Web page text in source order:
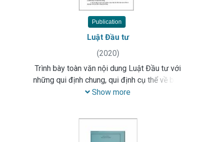
Publication
Luật Đầu tư
(2020)
Trình bày toàn văn nội dung Luật Đầu tư với
những qui định chung, qui định cụ thể về bảo
đảm đầu tư, ưu đãi và hỗ trợ đầu tư, hoạt động
Show more